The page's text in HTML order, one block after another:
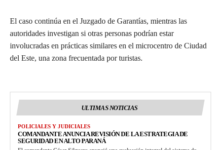
El caso continúa en el Juzgado de Garantías, mientras las
autoridades investigan si otras personas podrían estar
involucradas en prácticas similares en el microcentro de Ciudad
del Este, una zona frecuentada por turistas.
ULTIMAS NOTICIAS
POLICIALES Y JUDICIALES
COMANDANTE ANUNCIA REVISIÓN DE LA ESTRATEGIA DE
SEGURIDAD EN ALTO PARANÁ